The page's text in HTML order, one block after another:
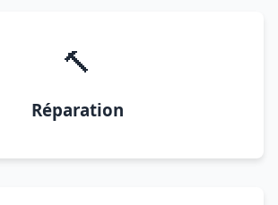
🔨
Réparation